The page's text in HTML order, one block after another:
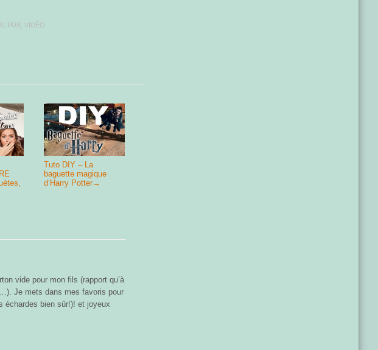
PUB ,VIDÉO
Tuto DIY – La
baguette magique
d’Harry Potter→
vide pour mon fils (rapport qu’à
Je mets dans mes favoris pour
échardes bien sûr!)! et joyeux